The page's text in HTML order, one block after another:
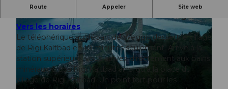
© Yue Cui Team GetYourGuide | CC-BY-NC-ND
Route Appeler Site web
Le téléphérique Weggis - Rigi Kaltbad plane bien
au-dessus des forêts et des bandes de nagelfluh.
Vers les horaires
Le téléphérique au départ de Weggis dessert le village
de Rigi Kaltbad en 10 minutes seulement. Arrivé à la
station supérieure, vous arrivez directement aux bains
minéraux & spa Rigi Kaltbad ainsi qu'à la place du
village de Rigi Kaltbad. Un point fort pour les